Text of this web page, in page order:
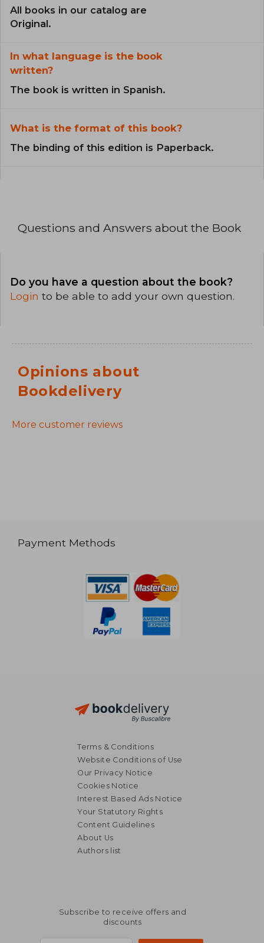
All books in our catalog are
Original.
In what language is the book
written?
The book is written in Spanish.
What is the format of this book?
The binding of this edition is Paperback.
Questions and Answers about the Book
Do you have a question about the book?
Login to be able to add your own question.
Opinions about
Bookdelivery
More customer reviews
Payment Methods
Terms & Conditions
Website Conditions of Use
Our Privacy Notice
Cookies Notice
Interest Based Ads Notice
Your Statutory Rights
Content Guidelines
About Us
Authors list
Subscribe to receive offers and
discounts